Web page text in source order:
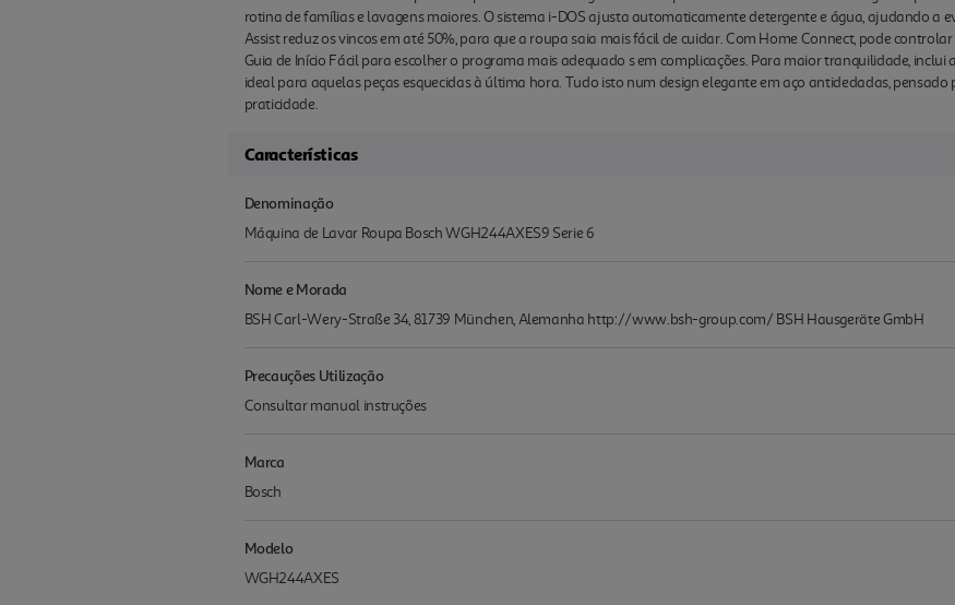
rotina de famílias e lavagens maiores. O sistema i-DOS ajusta automaticamente detergente e água, ajudando a
Assist reduz os vincos em até 50%, para que a roupa saia mais fácil de cuidar. Com Home Connect, pode
Guia de Início Fácil para escolher o programa mais adequado s em complicações. Para maior tranquilidade, inclui
ideal para aquelas peças esquecidas à última hora. Tudo isto num design elegante em aço antidedadas,
praticidade.
Características
Denominação
Máquina de Lavar Roupa Bosch WGH244AXES9 Serie 6
Nome e Morada
BSH Carl-Wery-Straße 34, 81739 München, Alemanha http://www.bsh-group.com/ BSH Hausgeräte GmbH
Precauções Utilização
Consultar manual instruções
Marca
Bosch
Modelo
WGH244AXES